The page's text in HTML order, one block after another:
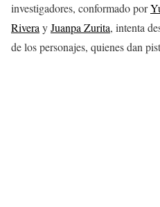
investigadores, conformado por
RiverayJuanpa Zurita, intenta
de los personajes, quienes dan